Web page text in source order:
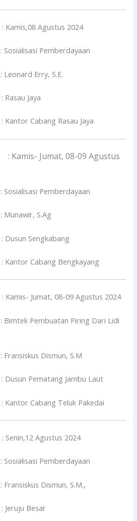
Agustus 2024
Pemberdayaan
Erry, S.E.
Jaya
Cabang Rasau Jaya
Jumat, 08-09 Agustus
Pemberdayaan
S.Ag
Sengkabang
Cabang Bengkayang
Jumat, 08-09 Agustus 2024
Pembuatan Piring Dari Lidi
Dismun, S.M
Pematang Jambu Laut
Cabang Teluk Pakedai
Agustus 2024
Pemberdayaan
Dismun, S.M.,
Besar